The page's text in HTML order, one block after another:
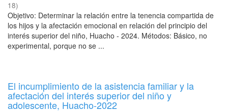
18)
Objetivo: Determinar la relación entre la tenencia compartida de
los hijos y la afectación emocional en relación del principio del
interés superior del niño, Huacho - 2024. Métodos: Básico, no
experimental, porque no se ...
El incumplimiento de la asistencia familiar y la
afectación del interés superior del niño y
adolescente, Huacho-2022